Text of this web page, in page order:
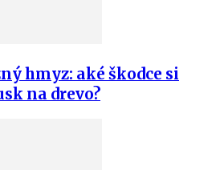
hmyz: aké škodce si
na drevo?